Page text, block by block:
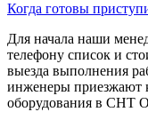
Когда готовы
Для начала наши
телефону список и
выезда выполнения
инженеры приезжают
оборудования в СНТ